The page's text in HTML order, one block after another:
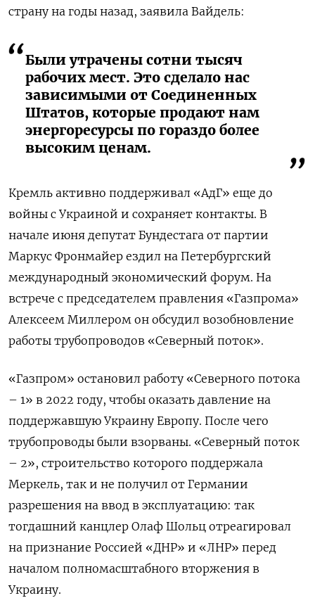
страну на годы назад, заявила Вайдель:
Были утрачены сотни тысяч
рабочих мест. Это сделало нас
зависимыми от Соединенных
Штатов, которые продают нам
энергоресурсы по гораздо более
высоким ценам.
Кремль активно поддерживал «АдГ» еще до
войны с Украиной и сохраняет контакты. В
начале июня депутат Бундестага от партии
Маркус Фронмайер ездил на Петербургский
международный экономический форум. На
встрече с председателем правления «Газпрома»
Алексеем Миллером он обсудил возобновление
работы трубопроводов «Северный поток».
«Газпром» остановил работу «Северного потока
– 1» в 2022 году, чтобы оказать давление на
поддержавшую Украину Европу. После чего
трубопроводы были взорваны. «Северный поток
– 2», строительство которого поддержала
Меркель, так и не получил от Германии
разрешения на ввод в эксплуатацию: так
тогдашний канцлер Олаф Шольц отреагировал
на признание Россией «ДНР» и «ЛНР» перед
началом полномасштабного вторжения в
Украину.